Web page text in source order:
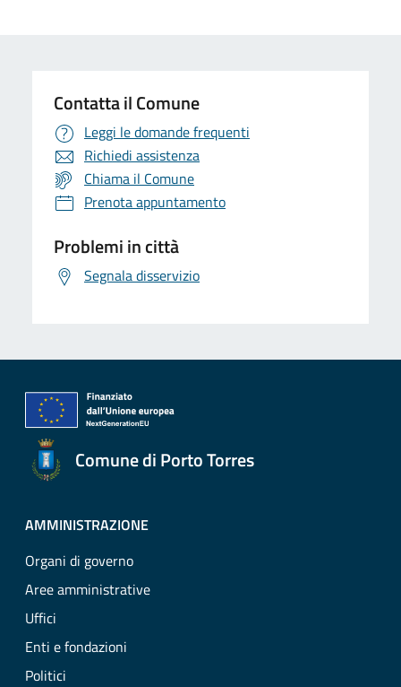
Contatta il Comune
Leggi le domande frequenti
Richiedi assistenza
Chiama il Comune
Prenota appuntamento
Problemi in città
Segnala disservizio
Comune di Porto Torres
AMMINISTRAZIONE
Organi di governo
Aree amministrative
Uffici
Enti e fondazioni
Politici